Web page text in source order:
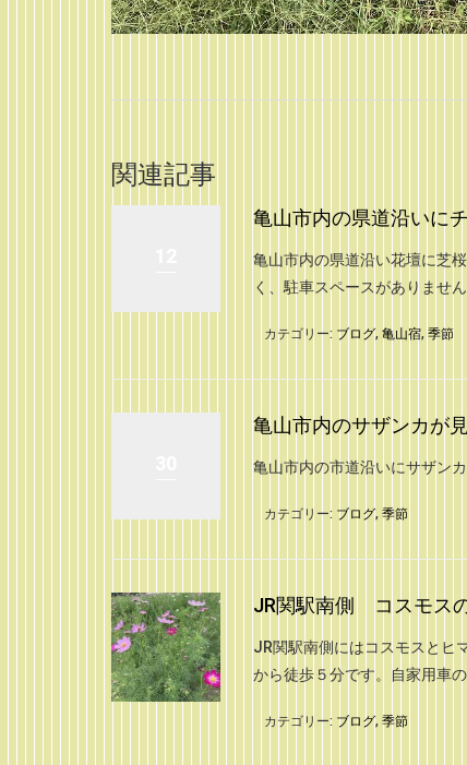
関連記事
亀山市内の県道沿いに
亀山市内の県道沿い花壇に芝
く、駐車スペースがありませ
カテゴリー: ブログ, 亀山宿, 季節
亀山市内のサザンカが
亀山市内の市道沿いにサザン
カテゴリー: ブログ, 季節
JR関駅南側 コスモス
JR関駅南側にはコスモスとヒ
から徒歩５分です。自家用車
カテゴリー: ブログ, 季節